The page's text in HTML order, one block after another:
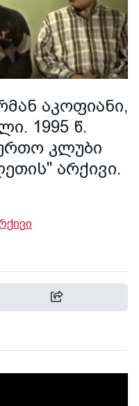
აკოფიანი,
1995 წ.
კლუბი
არქივი.